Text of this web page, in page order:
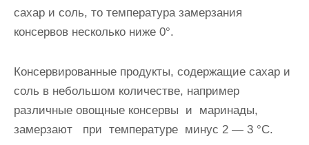
сахар и соль, то температура замерзания
консервов несколько ниже 0°.
Консервированные продукты, содержащие сахар и
соль в небольшом количестве, например
различные овощные консервы и маринады,
замерзают при температуре минус 2 — 3 °С.